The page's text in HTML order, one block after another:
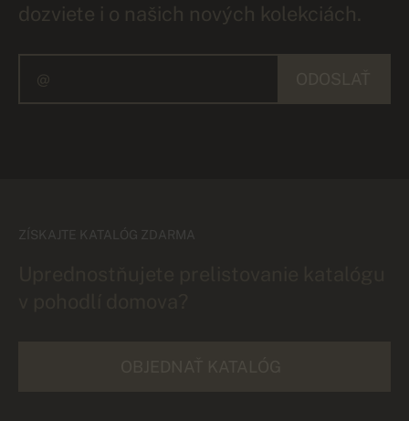
dozviete i o našich nových kolekciách.
ZÍSKAJTE KATALÓG ZDARMA